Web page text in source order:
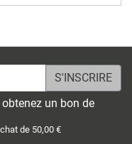
un bon de
de 50,00 €